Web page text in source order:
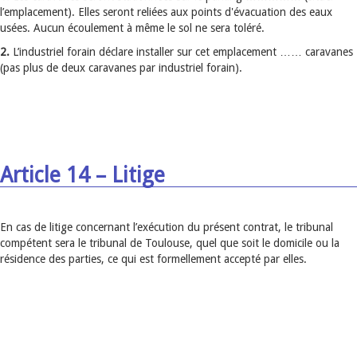
l’emplacement). Elles seront reliées aux points d'évacuation des eaux
usées. Aucun écoulement à même le sol ne sera toléré.
2. L’industriel forain déclare installer sur cet emplacement …… caravanes
(pas plus de deux caravanes par industriel forain).
Article 14 – Litige
En cas de litige concernant l’exécution du présent contrat, le tribunal
compétent sera le tribunal de Toulouse, quel que soit le domicile ou la
résidence des parties, ce qui est formellement accepté par elles.